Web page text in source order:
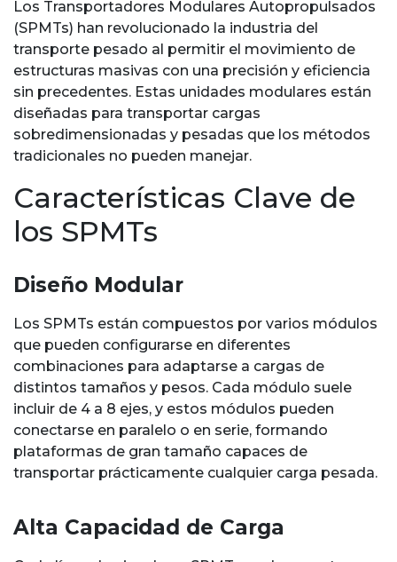
Los Transportadores Modulares Autopropulsados
(SPMTs) han revolucionado la industria del
transporte pesado al permitir el movimiento de
estructuras masivas con una precisión y eficiencia
sin precedentes. Estas unidades modulares están
diseñadas para transportar cargas
sobredimensionadas y pesadas que los métodos
tradicionales no pueden manejar.
Características Clave de
los SPMTs
Diseño Modular
Los SPMTs están compuestos por varios módulos
que pueden configurarse en diferentes
combinaciones para adaptarse a cargas de
distintos tamaños y pesos. Cada módulo suele
incluir de 4 a 8 ejes, y estos módulos pueden
conectarse en paralelo o en serie, formando
plataformas de gran tamaño capaces de
transportar prácticamente cualquier carga pesada.
Alta Capacidad de Carga